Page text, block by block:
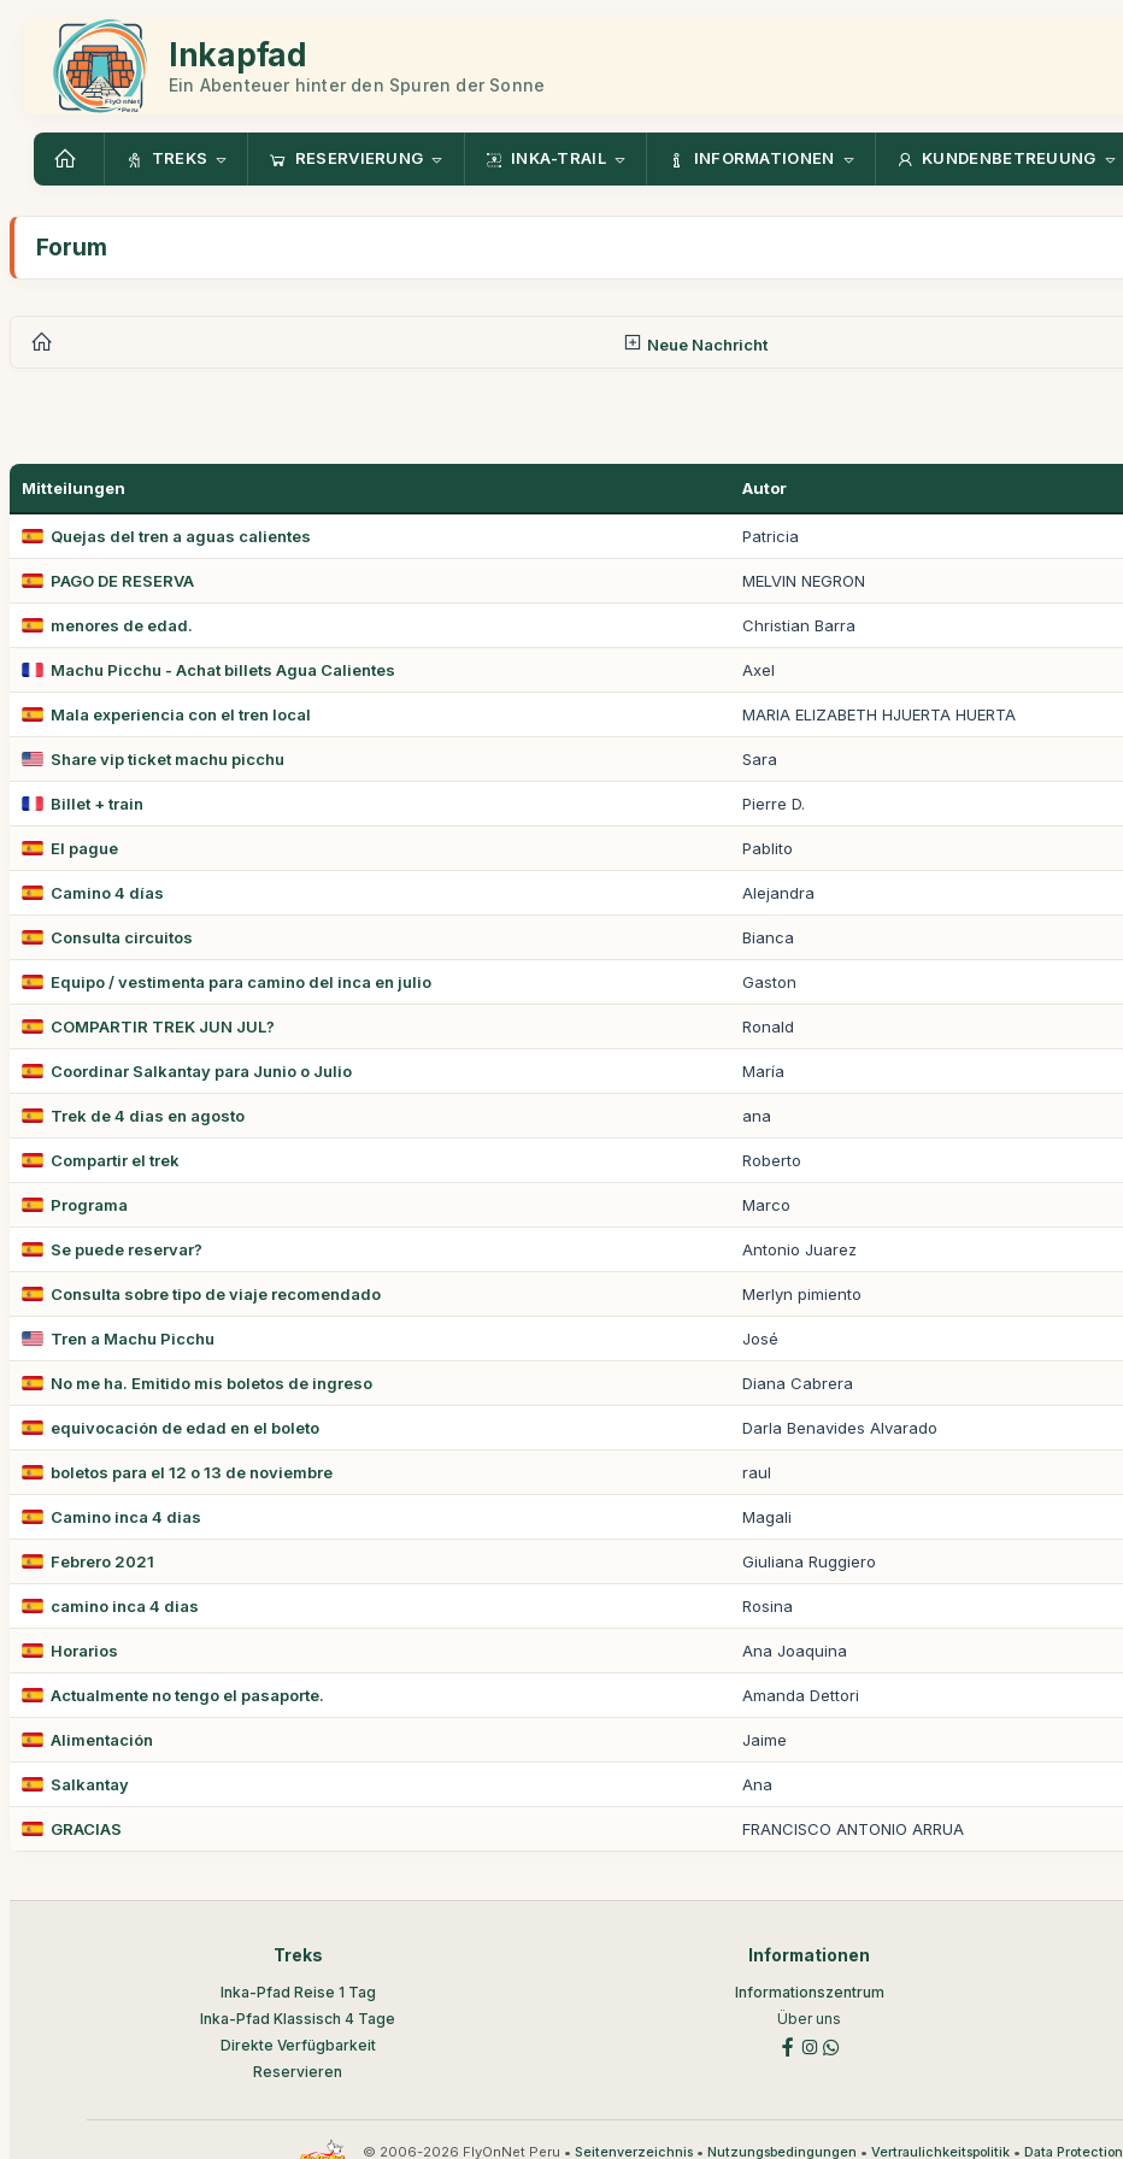
Inkapfad
Ein Abenteuer hinter den Spuren der Sonne
TREKS RESERVIERUNG INKA-TRAIL INFORMATIONEN KUNDENBETREUUNG
Forum
Neue Nachricht
Mitteilungen Autor
Quejas del tren a aguas calientes Patricia
PAGO DE RESERVA MELVIN NEGRON
menores de edad. Christian Barra
Machu Picchu - Achat billets Agua Calientes Axel
Mala experiencia con el tren local MARIA ELIZABETH HJUERTA HUERTA
Share vip ticket machu picchu Sara
Billet + train Pierre D.
El pague Pablito
Camino 4 días Alejandra
Consulta circuitos Bianca
Equipo / vestimenta para camino del inca en julio Gaston
COMPARTIR TREK JUN JUL? Ronald
Coordinar Salkantay para Junio o Julio María
Trek de 4 dias en agosto ana
Compartir el trek Roberto
Programa Marco
Se puede reservar? Antonio Juarez
Consulta sobre tipo de viaje recomendado Merlyn pimiento
Tren a Machu Picchu José
No me ha. Emitido mis boletos de ingreso Diana Cabrera
equivocación de edad en el boleto Darla Benavides Alvarado
boletos para el 12 o 13 de noviembre raul
Camino inca 4 dias Magali
Febrero 2021 Giuliana Ruggiero
camino inca 4 dias Rosina
Horarios Ana Joaquina
Actualmente no tengo el pasaporte. Amanda Dettori
Alimentación Jaime
Salkantay Ana
GRACIAS FRANCISCO ANTONIO ARRUA
Treks
Inka-Pfad Reise 1 Tag
Inka-Pfad Klassisch 4 Tage
Direkte Verfügbarkeit
Reservieren
Informationen
Informationszentrum
Über uns
© 2006-2026 FlyOnNet Peru • Seitenverzeichnis• Nutzungsbedingungen • Vertraulichkeitspolitik• Data Protection